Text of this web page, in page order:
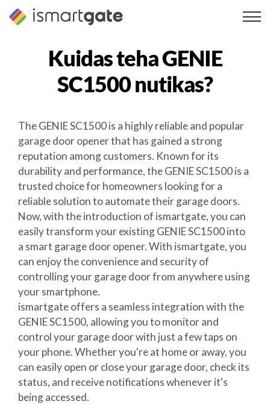
Skip
Kuidas tehaGENIE
SC1500nutikas?
The GENIE SC1500 is a highly reliable and popular
garage door opener that has gained a strong
reputation among customers. Known for its
durability and performance, the GENIE SC1500 is a
trusted choice for homeowners looking for a
reliable solution to automate their garage doors.
Now, with the introduction of ismartgate, you can
easily transform your existing GENIE SC1500 into
a smart garage door opener. With ismartgate, you
can enjoy the convenience and security of
controlling your garage door from anywhere using
your smartphone.
ismartgate offers a seamless integration with the
GENIE SC1500, allowing you to monitor and
control your garage door with just a few taps on
your phone. Whether you're at home or away, you
can easily open or close your garage door, check its
status, and receive notifications whenever it's
being accessed.